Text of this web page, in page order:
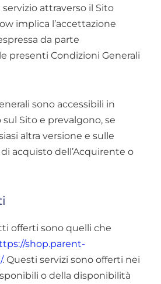
servizio attraverso il Sito
implica l’accettazione
da parte
presenti Condizioni Generali
sono accessibili in
Sito e prevalgono, se
altra versione e sulle
acquisto dell’Acquirente o
offerti sono quelli che
shop.parent-
. Questi servizi sono offerti nei
o della disponibilità